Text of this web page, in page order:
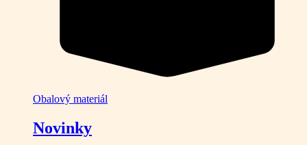
Obalový materiál
Novinky